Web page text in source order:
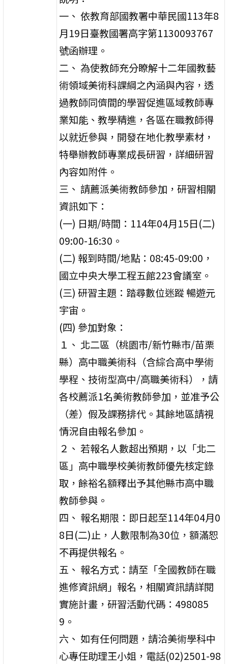
一、 依教育部國教署中華民國113年8
月19日臺教國署高字第1130093767
號函辦理。
二、 為使教師充分瞭解十二年國教藝
術領域美術科課綱之內涵與內容，透
過教師同儕間的學習促進區域教師專
業知能、教學精進，各區在職教師得
以就近參與，開發在地化教學素材，
特舉辦教師專業成長研習，詳細研習
內容如附件。
三、 請薦派美術教師參加，研習相關
資訊如下：
(一) 日期/時間：114年04月15日(二)
09:00-16:30。
(二) 報到時間/地點：08:45-09:00，
國立中央大學工程五館223會議室。
(三) 研習主題：踏尋數位迷蹤 暢遊元
宇宙。
(四) 參加對象：
１、 北二區（桃園市/新竹縣市/苗栗
縣）高中職美術科（含綜合高中學術
學程、技術型高中/高職美術科），請
各校薦派1名美術教師參加，並准予公
（差）假及課務排代。其餘地區請視
情況自由報名參加。
２、 若報名人數超出預期，以「北二
區」高中職學校美術教師優先核定錄
取，餘裕名額釋出予其他縣市高中職
教師參與。
四、 報名期限：即日起至114年04月0
8日(二)止，人數限制為30位，額滿恕
不再提供報名。
五、 報名方式：請至「全國教師在職
進修資訊網」報名，相關資訊請詳閱
實施計畫，研習活動代碼：498085
9。
六、 如有任何問題，請洽美術學科中
心專任助理王小姐，電話(02)2501-98